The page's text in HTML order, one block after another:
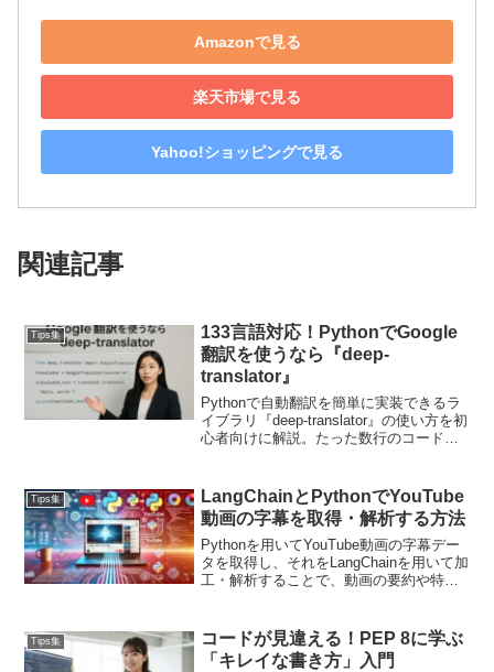
Amazonで見る
楽天市場で見る
Yahoo!ショッピングで見る
関連記事
Tips集
133言語対応！PythonでGoogle
翻訳を使うなら『deep-
translator』
Pythonで自動翻訳を簡単に実装できるラ
イブラリ『deep-translator』の使い方を初
心者向けに解説。たった数行のコード
に試せるサンプルコード付き。
Tips集
LangChainとPythonでYouTube
動画の字幕を取得・解析する方法
Pythonを用いてYouTube動画の字幕デー
タを取得し、それをLangChainを用いて加
工・解析することで、動画の要約や特定
LangChainを使った応用例まで、詳しく解
説します。
Tips集
コードが見違える！PEP 8に学ぶ
「キレイな書き方」入門